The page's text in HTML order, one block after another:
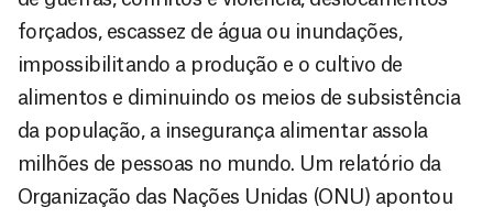
forçados, escassez de água ou inundações,
impossibilitando a produção e o cultivo de
alimentos e diminuindo os meios de subsistência
da população, a insegurança alimentar assola
milhões de pessoas no mundo. Um relatório da
Organização das Nações Unidas (ONU) apontou